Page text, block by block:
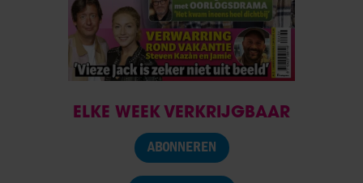
ELKE WEEK VERKRIJGBAAR
ABONNEREN